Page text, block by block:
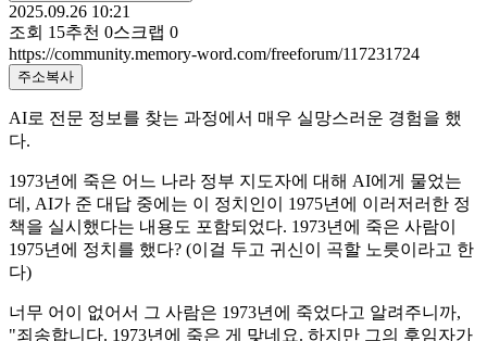
2025.09.26 10:21
조회 15추천 0스크랩 0
https://community.memory-word.com/freeforum/117231724
주소복사
AI로 전문 정보를 찾는 과정에서 매우 실망스러운 경험을 했
다.
1973년에 죽은 어느 나라 정부 지도자에 대해 AI에게 물었는
데, AI가 준 대답 중에는 이 정치인이 1975년에 이러저러한 정
책을 실시했다는 내용도 포함되었다. 1973년에 죽은 사람이
1975년에 정치를 했다? (이걸 두고 귀신이 곡할 노릇이라고 한
다)
너무 어이 없어서 그 사람은 1973년에 죽었다고 알려주니까,
"죄송합니다. 1973년에 죽은 게 맞네요. 하지만 그의 후임자가